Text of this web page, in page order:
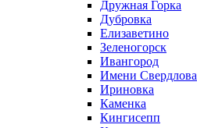
Дружная Горка
Дубровка
Елизаветино
Зеленогорск
Ивангород
Имени Свердлова
Ириновка
Каменка
Кингисепп